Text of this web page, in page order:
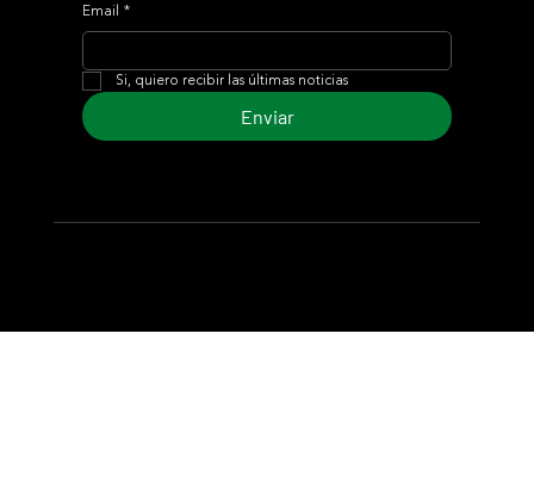
Email *
Si, quiero recibir las últimas noticias
Enviar